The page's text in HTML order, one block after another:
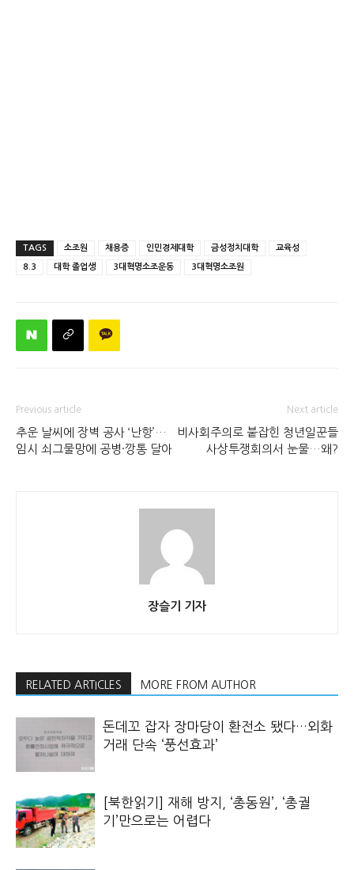
TAGS 소조원 채용증 인민경제대학 금성정치대학 교육성
8.3 대학 졸업생 3대혁명소조운동 3대혁명소조원
Previous article
추운 날씨에 장벽 공사 ‘난항’…
임시 쇠그물망에 공병·깡통 달아
Next article
비사회주의로 붙잡힌 청년일꾼들
사상투쟁회의서 눈물…왜?
장슬기 기자
RELATED ARTICLES MORE FROM AUTHOR
돈데꼬 잡자 장마당이 환전소 됐다…외화
거래 단속 ‘풍선효과’
[북한읽기] 재해 방지, ‘총동원’, ‘총궐
기’만으로는 어렵다